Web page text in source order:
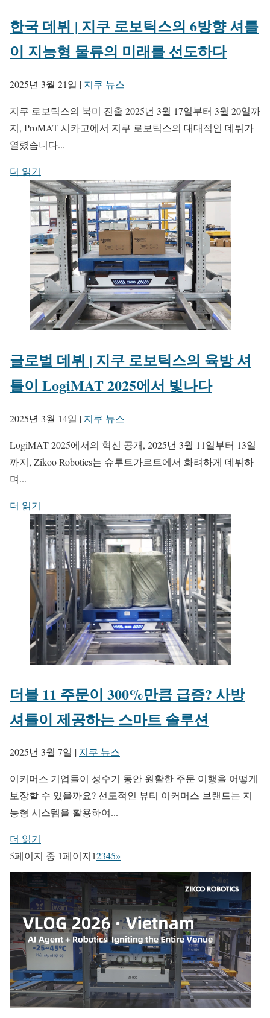
한국 데뷔 | 지쿠 로보틱스의 6방향 셔틀
이 지능형 물류의 미래를 선도하다
2025년 3월 21일 | 지쿠 뉴스
지쿠 로보틱스의 북미 진출 2025년 3월 17일부터 3월 20일까
지, ProMAT 시카고에서 지쿠 로보틱스의 대대적인 데뷔가
열렸습니다...
더 읽기
글로벌 데뷔 | 지쿠 로보틱스의 육방 셔
틀이 LogiMAT 2025에서 빛나다
2025년 3월 14일 | 지쿠 뉴스
LogiMAT 2025에서의 혁신 공개, 2025년 3월 11일부터 13일
까지, Zikoo Robotics는 슈투트가르트에서 화려하게 데뷔하
며...
더 읽기
더블 11 주문이 300%만큼 급증? 사방
셔틀이 제공하는 스마트 솔루션
2025년 3월 7일 | 지쿠 뉴스
이커머스 기업들이 성수기 동안 원활한 주문 이행을 어떻게
보장할 수 있을까요? 선도적인 뷰티 이커머스 브랜드는 지
능형 시스템을 활용하여...
더 읽기
5페이지 중 1페이지12345»